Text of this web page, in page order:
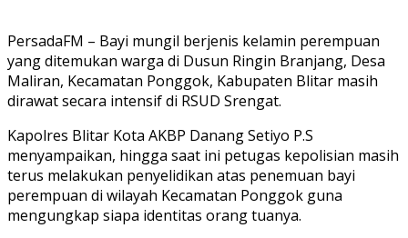
PersadaFM – Bayi mungil berjenis kelamin perempuan
yang ditemukan warga di Dusun Ringin Branjang, Desa
Maliran, Kecamatan Ponggok, Kabupaten Blitar masih
dirawat secara intensif di RSUD Srengat.
Kapolres Blitar Kota AKBP Danang Setiyo P.S
menyampaikan, hingga saat ini petugas kepolisian masih
terus melakukan penyelidikan atas penemuan bayi
perempuan di wilayah Kecamatan Ponggok guna
mengungkap siapa identitas orang tuanya.